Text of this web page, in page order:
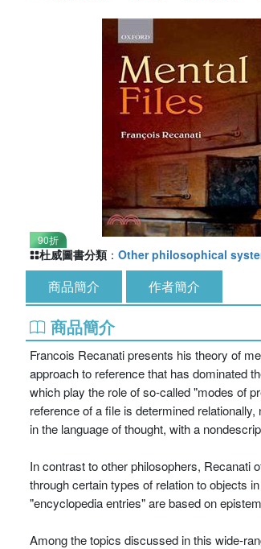
90折
杜威圖書分類 ： Other philosophical
商品簡介 作者簡介
商品簡介
Francois Recanati presents his theory of
approach to reference that has dominated
which play the role of so-called "modes of
reference of a file is determined
in the language of thought, with a
In contrast to other philosophers, Recanati
through certain types of relation to objects
"encyclopedia entries" are based on
Among the topics discussed in this wide-